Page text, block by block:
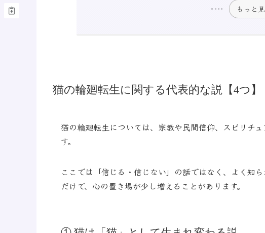
もっと
猫の輪廻転生に関する代表的な説【4つ】
猫の輪廻転生については、宗教や民間信仰、スピリチ
す。
ここでは「信じる・信じない」の話ではなく、 よく知
だけで、心の置き場が少し増えることがあります。